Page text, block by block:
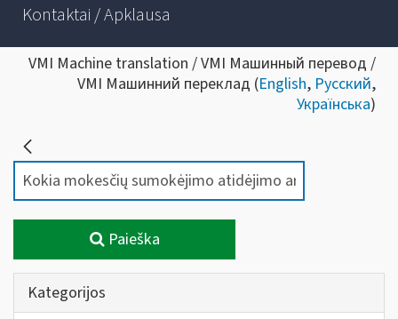
Kontaktai / Apklausa
VMI Machine translation / VMI Машинный перевод /
VMI Машинний переклад (English, Русский,
Українська)
Paieška
Kategorijos